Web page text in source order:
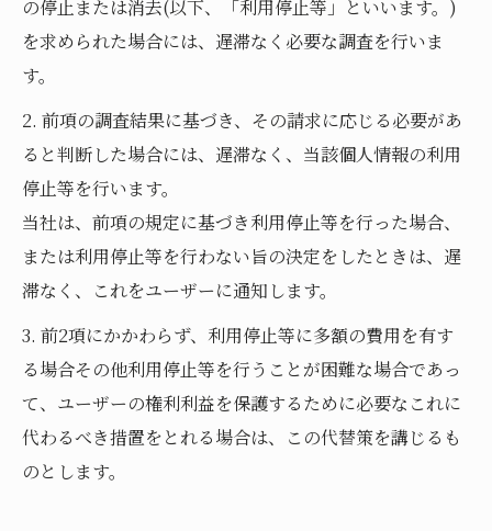
の停止または消去(以下、「利用停止等」といいます。)
を求められた場合には、遅滞なく必要な調査を行いま
す。
2. 前項の調査結果に基づき、その請求に応じる必要があ
ると判断した場合には、遅滞なく、当該個人情報の利用
停止等を行います。
当社は、前項の規定に基づき利用停止等を行った場合、
または利用停止等を行わない旨の決定をしたときは、遅
滞なく、これをユーザーに通知します。
3. 前2項にかかわらず、利用停止等に多額の費用を有す
る場合その他利用停止等を行うことが困難な場合であっ
て、ユーザーの権利利益を保護するために必要なこれに
代わるべき措置をとれる場合は、この代替策を講じるも
のとします。